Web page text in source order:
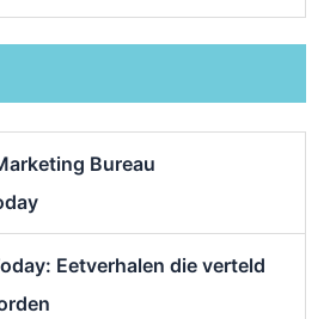
Bureau
Eetverhalen die verteld